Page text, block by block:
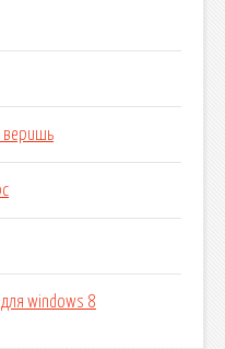
веришь
windows 8